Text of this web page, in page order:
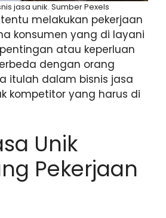
jasa unik. Sumber Pexels
melakukan pekerjaan
konsumen yang di layani
atau keperluan
dengan orang
itulah dalam bisnis jasa
kompetitor yang harus di
Unik
Pekerjaan